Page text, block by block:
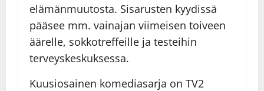
elämänmuutosta. Sisarusten kyydissä
pääsee mm. vainajan viimeisen toiveen
äärelle, sokkotreffeille ja testeihin
terveyskeskuksessa.
Kuusiosainen komediasarja on TV2